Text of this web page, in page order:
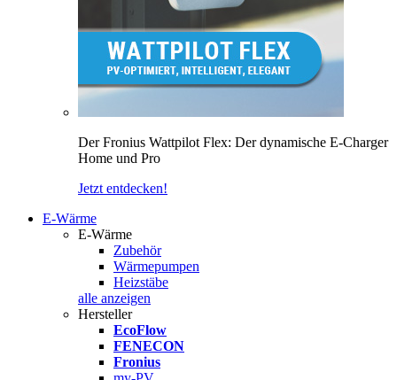
Der Fronius Wattpilot Flex: Der dynamische E-Charger
Home und Pro
Jetzt entdecken!
E-Wärme
E-Wärme
Zubehör
Wärmepumpen
Heizstäbe
alle anzeigen
Hersteller
EcoFlow
FENECON
Fronius